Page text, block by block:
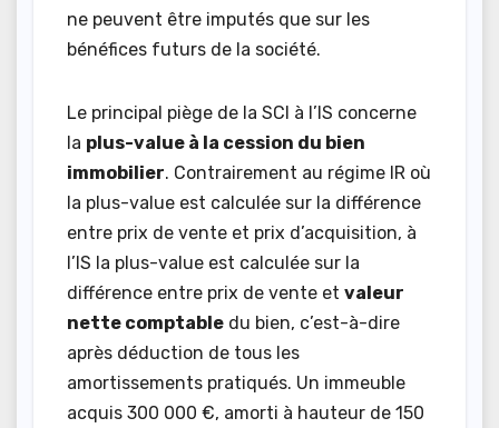
ne peuvent être imputés que sur les
bénéfices futurs de la société.
Le principal piège de la SCI à l’IS concerne
la plus-value à la cession du bien
immobilier. Contrairement au régime IR où
la plus-value est calculée sur la différence
entre prix de vente et prix d’acquisition, à
l’IS la plus-value est calculée sur la
différence entre prix de vente et valeur
nette comptable du bien, c’est-à-dire
après déduction de tous les
amortissements pratiqués. Un immeuble
acquis 300 000 €, amorti à hauteur de 150